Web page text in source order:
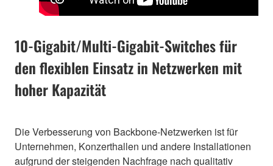
10-Gigabit/Multi-Gigabit-Switches für
den flexiblen Einsatz in Netzwerken mit
hoher Kapazität
Die Verbesserung von Backbone-Netzwerken ist für
Unternehmen, Konzerthallen und andere Installationen
aufgrund der steigenden Nachfrage nach qualitativ